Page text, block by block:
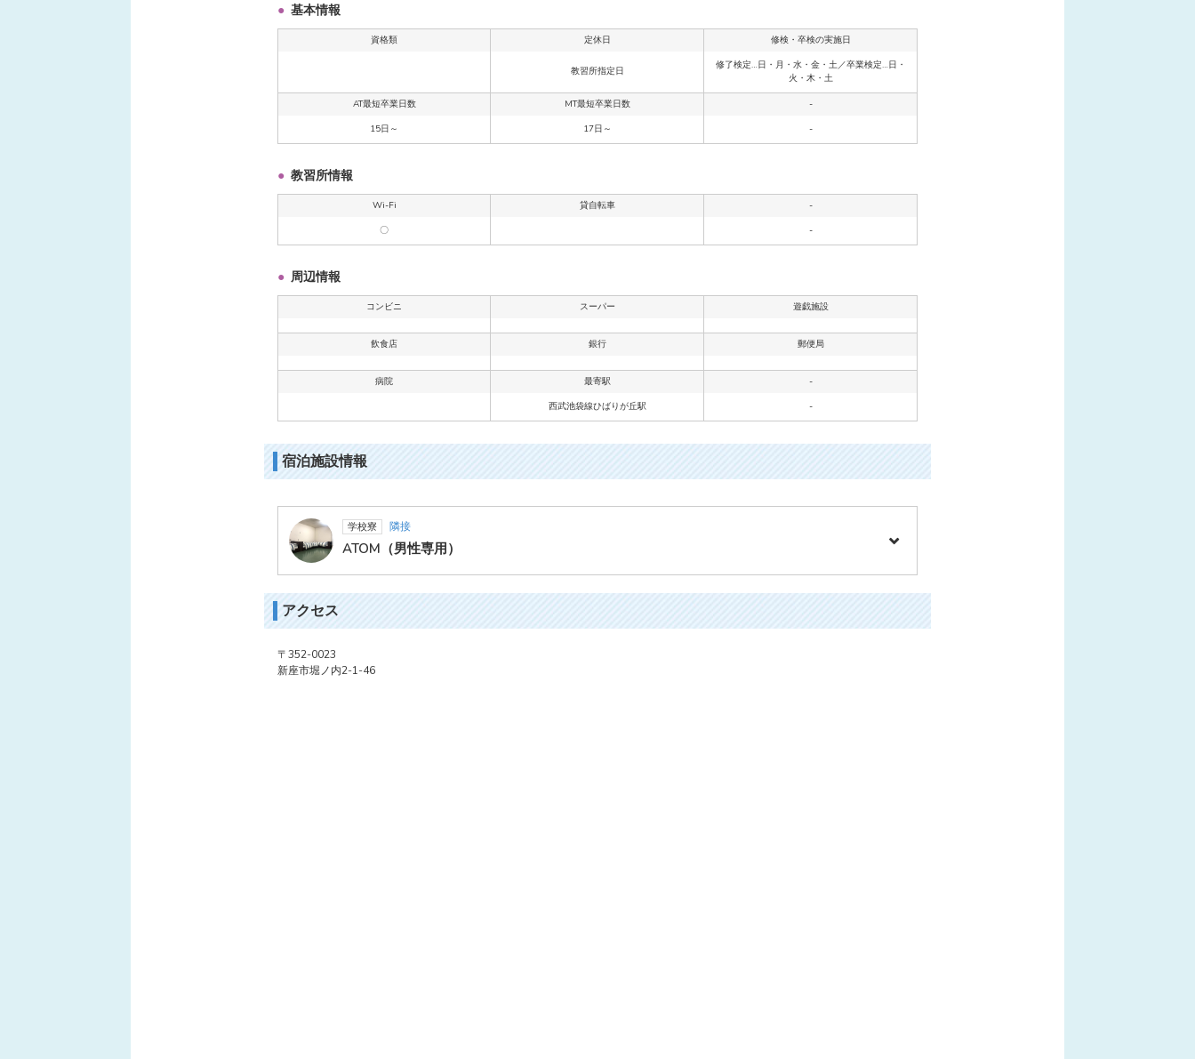
基本情報
資格類 定休日 修検・卒検の実施日
教習所指定日
修了検定…日・月・水・金・土／卒業検定…日・
火・木・土
AT最短卒業日数 MT最短卒業日数
-
15日～
17日～ -
教習所情報
Wi-Fi 貸自転車
-
〇
-
周辺情報
コンビニ スーパー 遊戯施設
飲食店 銀行 郵便局
病院 最寄駅
-
西武池袋線ひばりが丘駅
-
宿泊施設情報
学校寮 隣接
ATOM（男性専用）
アクセス
〒352-0023
新座市堀ノ内2-1-46